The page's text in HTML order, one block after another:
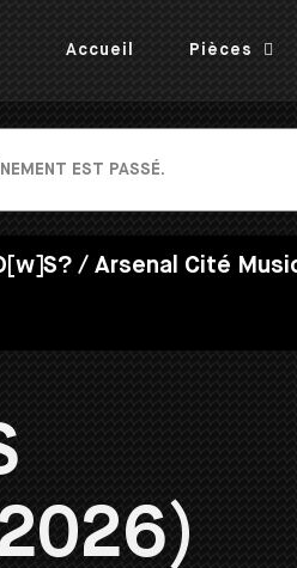
Accueil Pièces
EST PASSÉ.
/ Arsenal Cité